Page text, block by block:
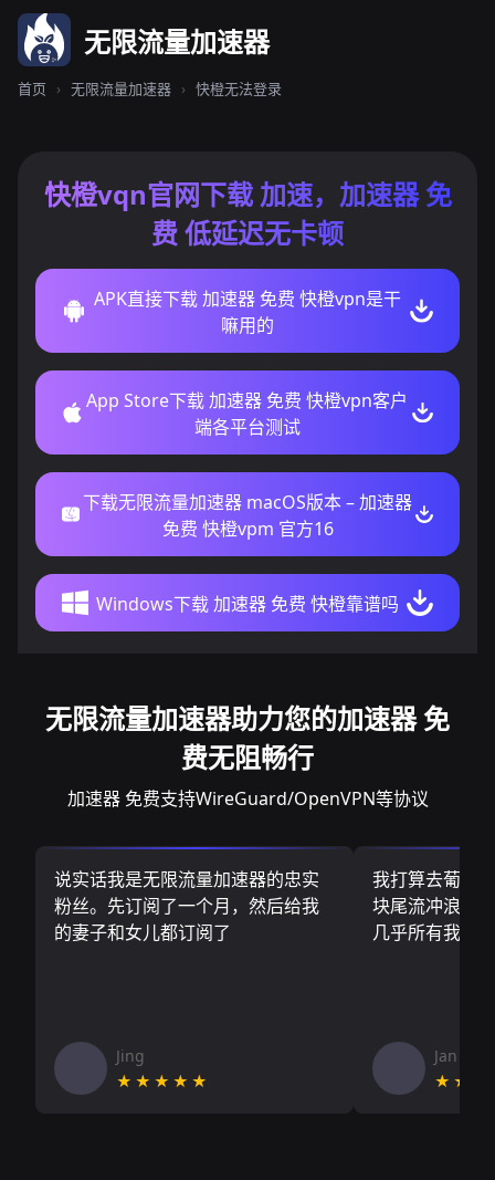
无限流量加速器
首页 › 无限流量加速器 › 快橙无法登录
快橙vqn官网下载 加速，加速器 免
费 低延迟无卡顿
APK直接下载 加速器 免费 快橙vpn是干
嘛用的
App Store下载 加速器 免费 快橙vpn客户
端各平台测试
下载无限流量加速器 macOS版本 – 加速器
免费 快橙vpm 官方16
Windows下载 加速器 免费 快橙靠谱吗
无限流量加速器助力您的加速器 免
费无阻畅行
加速器 免费支持WireGuard/OpenVPN等协议
说实话我是无限流量加速器的忠实
粉丝。先订阅了一个月，然后给我
的妻子和女儿都订阅了
Jing
★★★★★
我打算去葡萄
块尾流冲浪板
几乎所有我需
Jan V